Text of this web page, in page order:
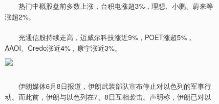
热门中概股盘前多数上涨，台积电涨超3%，理想、小鹏、蔚来等
涨超2%。
光通信股持续走高，迈威尔科技涨近9%，POET涨超5%，
AAOI、Credo涨近4%，康宁涨近3%。
伊朗媒体6月8日报道，伊朗武装部队宣布停止对以色列的军事行
动。而此前，伊朗与以色列在7、8日互相袭击。声明称，伊朗已对以